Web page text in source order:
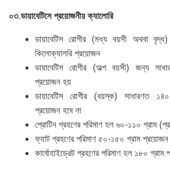
০৩.ডায়াবেটিসেপ্রয়োজনীয় ক্যালোরি
ডায়াবেটিস রোগীর (মধ্য বয়সী অথবা
কিলোক্যালরি প্রয়োজন
ডায়াবেটিস রোগীর (অল্প বয়সী) জন্য
প্রয়োজন হয়
ডায়াবেটিস রোগীর (বয়স্ক) সাধারণত
প্রয়োজন হবে না
প্রোটিন গ্রহণের পরিমাণ হল ৬০-১১০ গ্রাম
ফ্যাট গ্রহণের পরিমাণ ৫০-১৫০ গ্রাম প্রয়োজন
কার্বোহাইড্রেট গ্রহণের পরিমাণ হল ১৮০ গ্রাম